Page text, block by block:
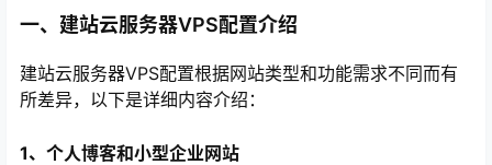
一、建站云服务器VPS配置介绍
建站云服务器VPS配置根据网站类型和功能需求不同而有
所差异，以下是详细内容介绍：
1、个人博客和小型企业网站